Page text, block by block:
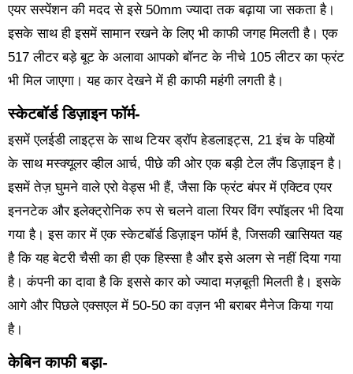
एयर सस्पेंशन की मदद से इसे 50mm ज्यादा तक बढ़ाया जा सकता है।
इसके साथ ही इसमें सामान रखने के लिए भी काफी जगह मिलती है। एक
517 लीटर बड़े बूट के अलावा आपको बॉनट के नीचे 105 लीटर का फ्रंट
भी मिल जाएगा। यह कार देखने में ही काफी महंगी लगती है।
स्केटबॉर्ड डिज़ाइन फॉर्म-
इसमें एलईडी लाइट्स के साथ टियर ड्रॉप हेडलाइट्स, 21 इंच के पहियों
के साथ मस्क्यूलर व्हील आर्च, पीछे की ओर एक बड़ी टेल लैंप डिज़ाइन है।
इसमें तेज़ घुमने वाले एरो वेड्स भी हैं, जैसा कि फ्रंट बंपर में एक्टिव एयर
इननटेक और इलेक्ट्रोनिक रुप से चलने वाला रियर विंग स्पॉइलर भी दिया
गया है। इस कार में एक स्केटबॉर्ड डिज़ाइन फॉर्म है, जिसकी खासियत यह
है कि यह बेटरी चैसी का ही एक हिस्सा है और इसे अलग से नहीं दिया गया
है। कंपनी का दावा है कि इससे कार को ज्यादा मज़बूती मिलती है। इसके
आगे और पिछले एक्सएल में 50-50 का वज़न भी बराबर मैनेज किया गया
है।
केबिन काफी बड़ा-